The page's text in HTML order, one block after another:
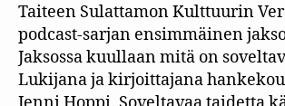
Taiteen Sulattamon Kulttuurin
podcast-sarjan ensimmäinen
Jaksossa kuullaan mitä on
Lukijana ja kirjoittajana